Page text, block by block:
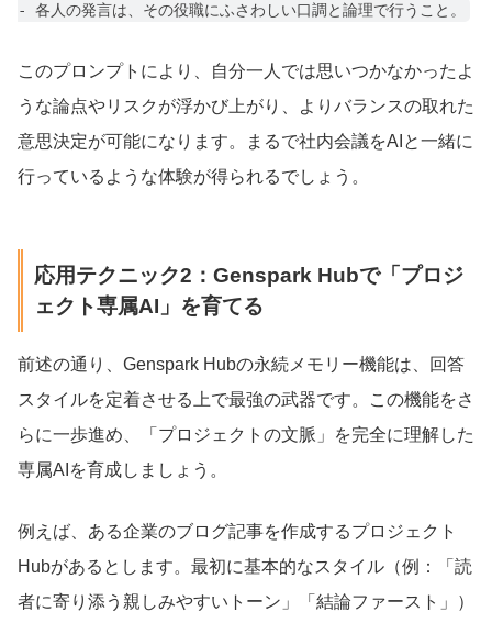
- 各人の発言は、その役職にふさわしい口調と論理で行うこと。
このプロンプトにより、自分一人では思いつかなかったよ
うな論点やリスクが浮かび上がり、よりバランスの取れた
意思決定が可能になります。まるで社内会議をAIと一緒に
行っているような体験が得られるでしょう。
応用テクニック2：Genspark Hubで「プロジ
ェクト専属AI」を育てる
前述の通り、Genspark Hubの永続メモリー機能は、回答
スタイルを定着させる上で最強の武器です。この機能をさ
らに一歩進め、「プロジェクトの文脈」を完全に理解した
専属AIを育成しましょう。
例えば、ある企業のブログ記事を作成するプロジェクト
Hubがあるとします。最初に基本的なスタイル（例：「読
者に寄り添う親しみやすいトーン」「結論ファースト」）